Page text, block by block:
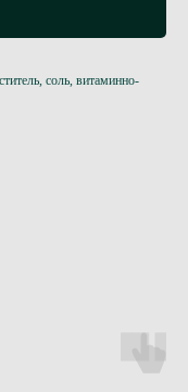
соль, витаминно-